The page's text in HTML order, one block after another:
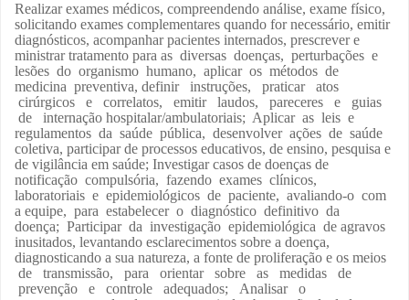
Realizar exames médicos, compreendendo análise, exame físico,
solicitando exames complementares quando for necessário, emitir
diagnósticos, acompanhar pacientes internados, prescrever e
ministrar tratamento para as diversas doenças, perturbações e
lesões do organismo humano, aplicar os métodos de
medicina preventiva, definir instruções, praticar atos
cirúrgicos e correlatos, emitir laudos, pareceres e guias
de internação hospitalar/ambulatoriais; Aplicar as leis e
regulamentos da saúde pública, desenvolver ações de saúde
coletiva, participar de processos educativos, de ensino, pesquisa e
de vigilância em saúde; Investigar casos de doenças de
notificação compulsória, fazendo exames clínicos,
laboratoriais e epidemiológicos de paciente, avaliando-o com
a equipe, para estabelecer o diagnóstico definitivo da
doença; Participar da investigação epidemiológica de agravos
inusitados, levantando esclarecimentos sobre a doença,
diagnosticando a sua natureza, a fonte de proliferação e os meios
de transmissão, para orientar sobre as medidas de
prevenção e controle adequados; Analisar o